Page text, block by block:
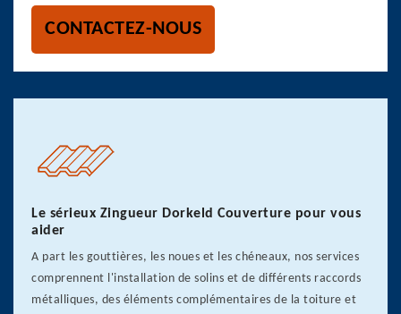
CONTACTEZ-NOUS
Le sérieux Zingueur Dorkeld Couverture pour vous
aider
A part les gouttières, les noues et les chéneaux, nos services
comprennent l'installation de solins et de différents raccords
métalliques, des éléments complémentaires de la toiture et